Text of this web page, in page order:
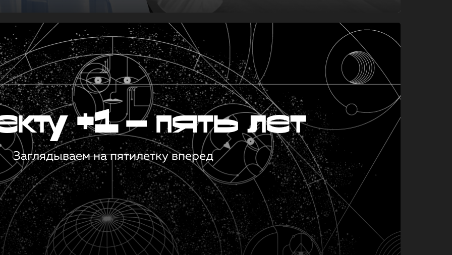
+1 — пять лет
Заглядываем на пятилетку вперед